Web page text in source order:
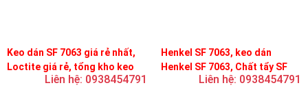
Keo dán SF 7063 giá rẻ nhất,
Loctite giá rẻ, tổng kho keo
Liên hệ: 0938454791
Henkel SF 7063, keo dán
Henkel SF 7063, Chất tẩy SF
Liên hệ: 0938454791